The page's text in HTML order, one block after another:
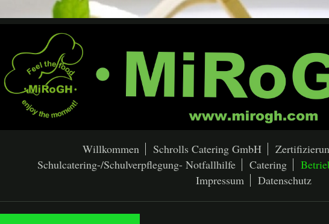
Willkommen Schrolls Catering GmbH
Schulcatering-/Schulverpflegung- Notfallhilfe
Catering
Impressum
Datenschutz